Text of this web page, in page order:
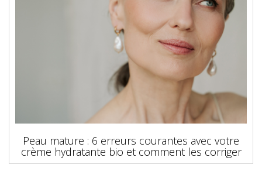
Peau mature : 6 erreurs courantes avec votre
crème hydratante bio et comment les corriger